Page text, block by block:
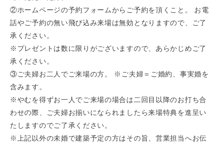
②ホームページの予約フォームからご予約を頂くこと。 お電
話やご予約の無い飛び込み来場は無効となりますので、ご了
承ください。
※プレゼントは数に限りがございますので、あらかじめご了
承ください。
③ご夫婦お二人でご来場の方。 ※ご夫婦＝ご婚約、事実婚を
含みます。
※やむを得ずお一人でご来場の場合は二回目以降のお打ち合
わせの際、ご夫婦お揃いになられましたら来場特典を進呈い
たしますのでご了承ください。
※上記以外の未婚で建築予定の方はその旨、営業担当へお伝